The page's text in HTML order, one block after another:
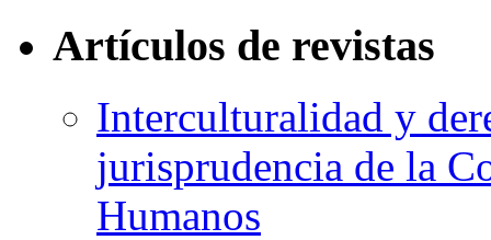
Artículos de revistas
Interculturalidad y
jurisprudencia de la
Humanos